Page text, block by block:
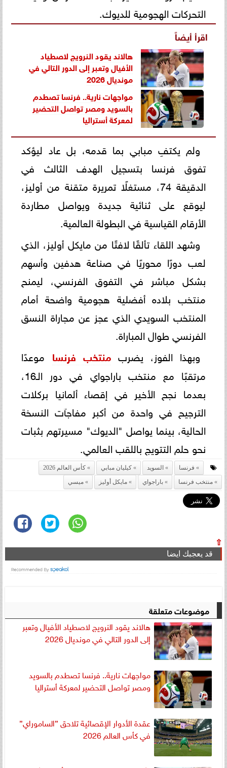
التحركات الهجومية للديوك.
اقرأ أيضاً
هالاند يقود النرويج لاصطياد
الأفيال وتعبر إلى الدور التالي في
مونديال 2026
مواجهات نارية.. فرنسا تصطدم
بالسويد ومصر تواصل التحضير
لمعركة أستراليا
ولم يكتفِ مبابي بما قدمه، بل عاد ليؤكد
تفوق فرنسا بتسجيل الهدف الثالث في
الدقيقة 74، مستغلًا تمريرة متقنة من أوليز،
ليوقع على ثنائية جديدة ويواصل مطاردة
الأرقام القياسية في البطولة العالمية.
وشهد اللقاء تألقًا لافتًا من مايكل أوليز، الذي
لعب دورًا محوريًا في صناعة هدفين وأسهم
بشكل مباشر في التفوق الفرنسي، ليمنح
منتخب بلاده أفضلية هجومية واضحة أمام
المنتخب السويدي الذي عجز عن مجاراة النسق
الفرنسي طوال المباراة.
وبهذا الفوز، يضربمنتخب فرنسا موعدًا
مرتقبًا مع منتخب باراجواي في دور الـ16،
بعدما نجح الأخير في إقصاء ألمانيا بركلات
الترجيح في واحدة من أكبر مفاجآت النسخة
الحالية، بينما يواصل "الديوك" مسيرتهم بثبات
نحو حلم التتويج باللقب العالمي.
فرنسا السويد كيليان مبابي
كأس العالم 2026
منتخب فرنسا
باراجواي مايكل أوليز ميسي
⇧
قد يعجبك ايضا
موضوعات متعلقة
هالاند يقود النرويج لاصطياد الأفيال وتعبر
إلى الدور التالي في مونديال 2026
مواجهات نارية.. فرنسا تصطدم بالسويد
ومصر تواصل التحضير لمعركة أستراليا
عقدة الأدوار الإقصائية تلاحق ”الساموراي”
في كأس العالم 2026